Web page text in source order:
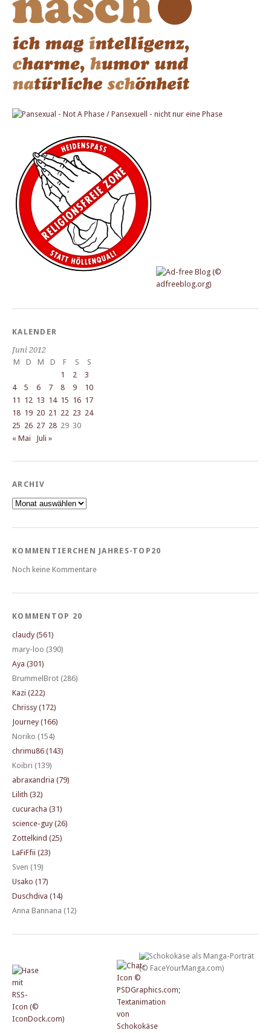
KALENDER
Juni 2012
M
D M D F S
S
1
2
3
4
5 6 7 8 9
10
11 12 13 14 15 16 17
18 19 20 21 22 23 24
25 26 27 28 29 30
« Mai
Juli »
ARCHIV
Archiv
KOMMENTIERCHEN JAHRES-TOP20
Noch keine Kommentare
KOMMENTOP 20
claudy (561)
mary-loo (390)
Aya (301)
BrummelBrot (286)
Kazi (222)
Chrissy (172)
Journey (166)
Noriko (154)
chrimu86 (143)
Koibri (139)
abraxandria (79)
Lilith (32)
cucuracha (31)
science-guy (26)
Zottelkind (25)
LaFiFfii (23)
Sven (19)
Usako (17)
Duschdiva (14)
Anna Bannana (12)